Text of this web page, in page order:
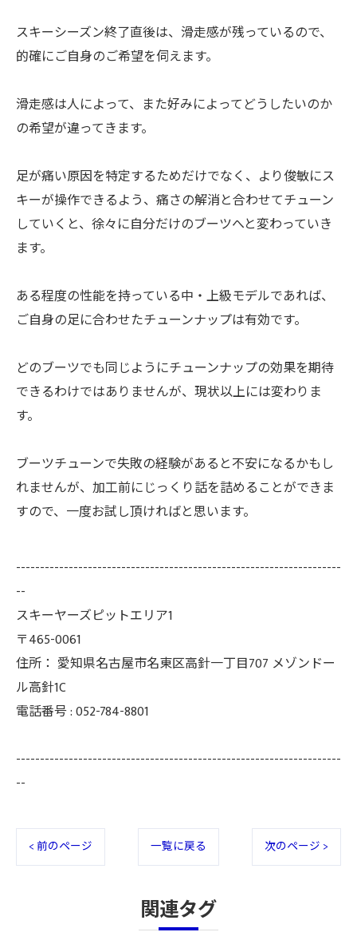
スキーシーズン終了直後は、滑走感が残っているので、
的確にご自身のご希望を伺えます。
滑走感は人によって、また好みによってどうしたいのか
の希望が違ってきます。
足が痛い原因を特定するためだけでなく、より俊敏にス
キーが操作できるよう、痛さの解消と合わせてチューン
していくと、徐々に自分だけのブーツへと変わっていき
ます。
ある程度の性能を持っている中・上級モデルであれば、
ご自身の足に合わせたチューンナップは有効です。
どのブーツでも同じようにチューンナップの効果を期待
できるわけではありませんが、現状以上には変わりま
す。
ブーツチューンで失敗の経験があると不安になるかもし
れませんが、加工前にじっくり話を詰めることができま
すので、一度お試し頂ければと思います。
--------------------------------------------------------------------
--
スキーヤーズピットエリア1
〒465-0061
住所： 愛知県名古屋市名東区高針一丁目707 メゾンドー
ル高針1C
電話番号 :052-784-8801
--------------------------------------------------------------------
--
< 前のページ 一覧に戻る 次のページ >
関連タグ